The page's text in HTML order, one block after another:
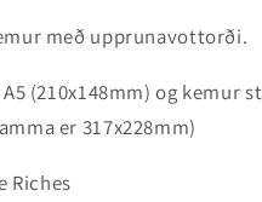
með upprunavottorði.
(210x148mm) og kemur
er 317x228mm)
Riches